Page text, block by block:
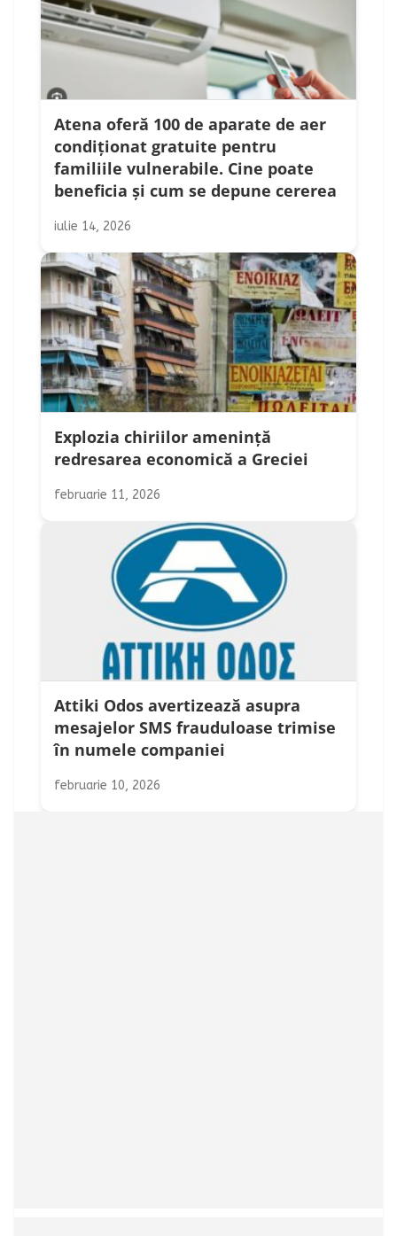
Atena oferă 100 de aparate de aer
condiționat gratuite pentru
familiile vulnerabile. Cine poate
beneficia și cum se depune cererea
iulie 14, 2026
Explozia chiriilor amenință
redresarea economică a Greciei
februarie 11, 2026
Attiki Odos avertizează asupra
mesajelor SMS frauduloase trimise
în numele companiei
februarie 10, 2026